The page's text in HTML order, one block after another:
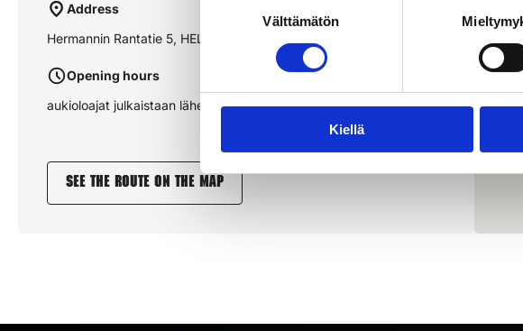
Välttämätön
Kiellä
Address
Hermannin Rantatie 5, HELSINKI, KALASATAMA
Opening hours
aukioloajat julkaistaan lähempänä sesonkia
See the route on the map